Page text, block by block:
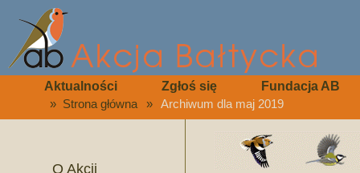
Aktualności Zgłoś się Fundacja AB
» Strona główna » Archiwum dla maj 2019
O Akcji